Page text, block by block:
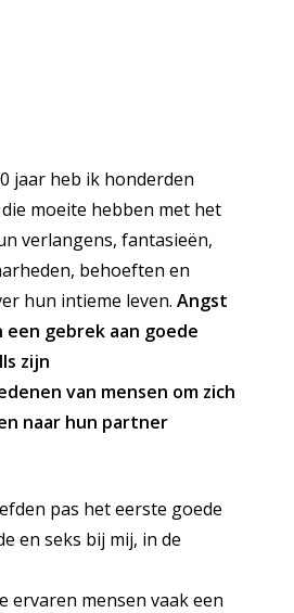
jaar heb ik honderden
moeite hebben met het
verlangens, fantasieën,
behoeften en
hun intieme leven.Angst
gebrek aan goede
zijn
van mensen om zich
naar hun partner
pas het eerste goede
en seks bij mij, in de
ervaren mensen vaak een